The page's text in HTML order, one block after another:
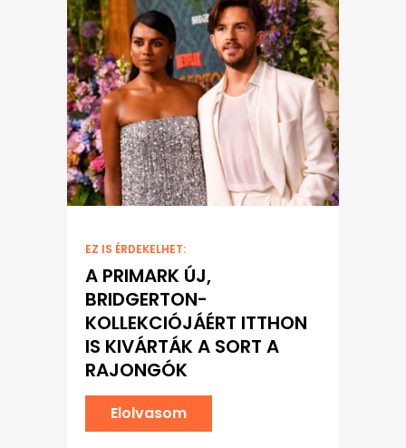
EZ IS ÉRDEKELHET:
A PRIMARK ÚJ,
BRIDGERTON-
KOLLEKCIÓJÁÉRT ITTHON
IS KIVÁRTÁK A SORT A
RAJONGÓK
Elolvasom